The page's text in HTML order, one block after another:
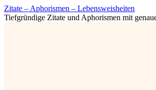
Zitate – Aphorismen – Lebensweisheiten
Tiefgründige Zitate und Aphorismen mit